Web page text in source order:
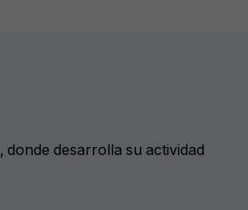
, donde desarrolla su actividad